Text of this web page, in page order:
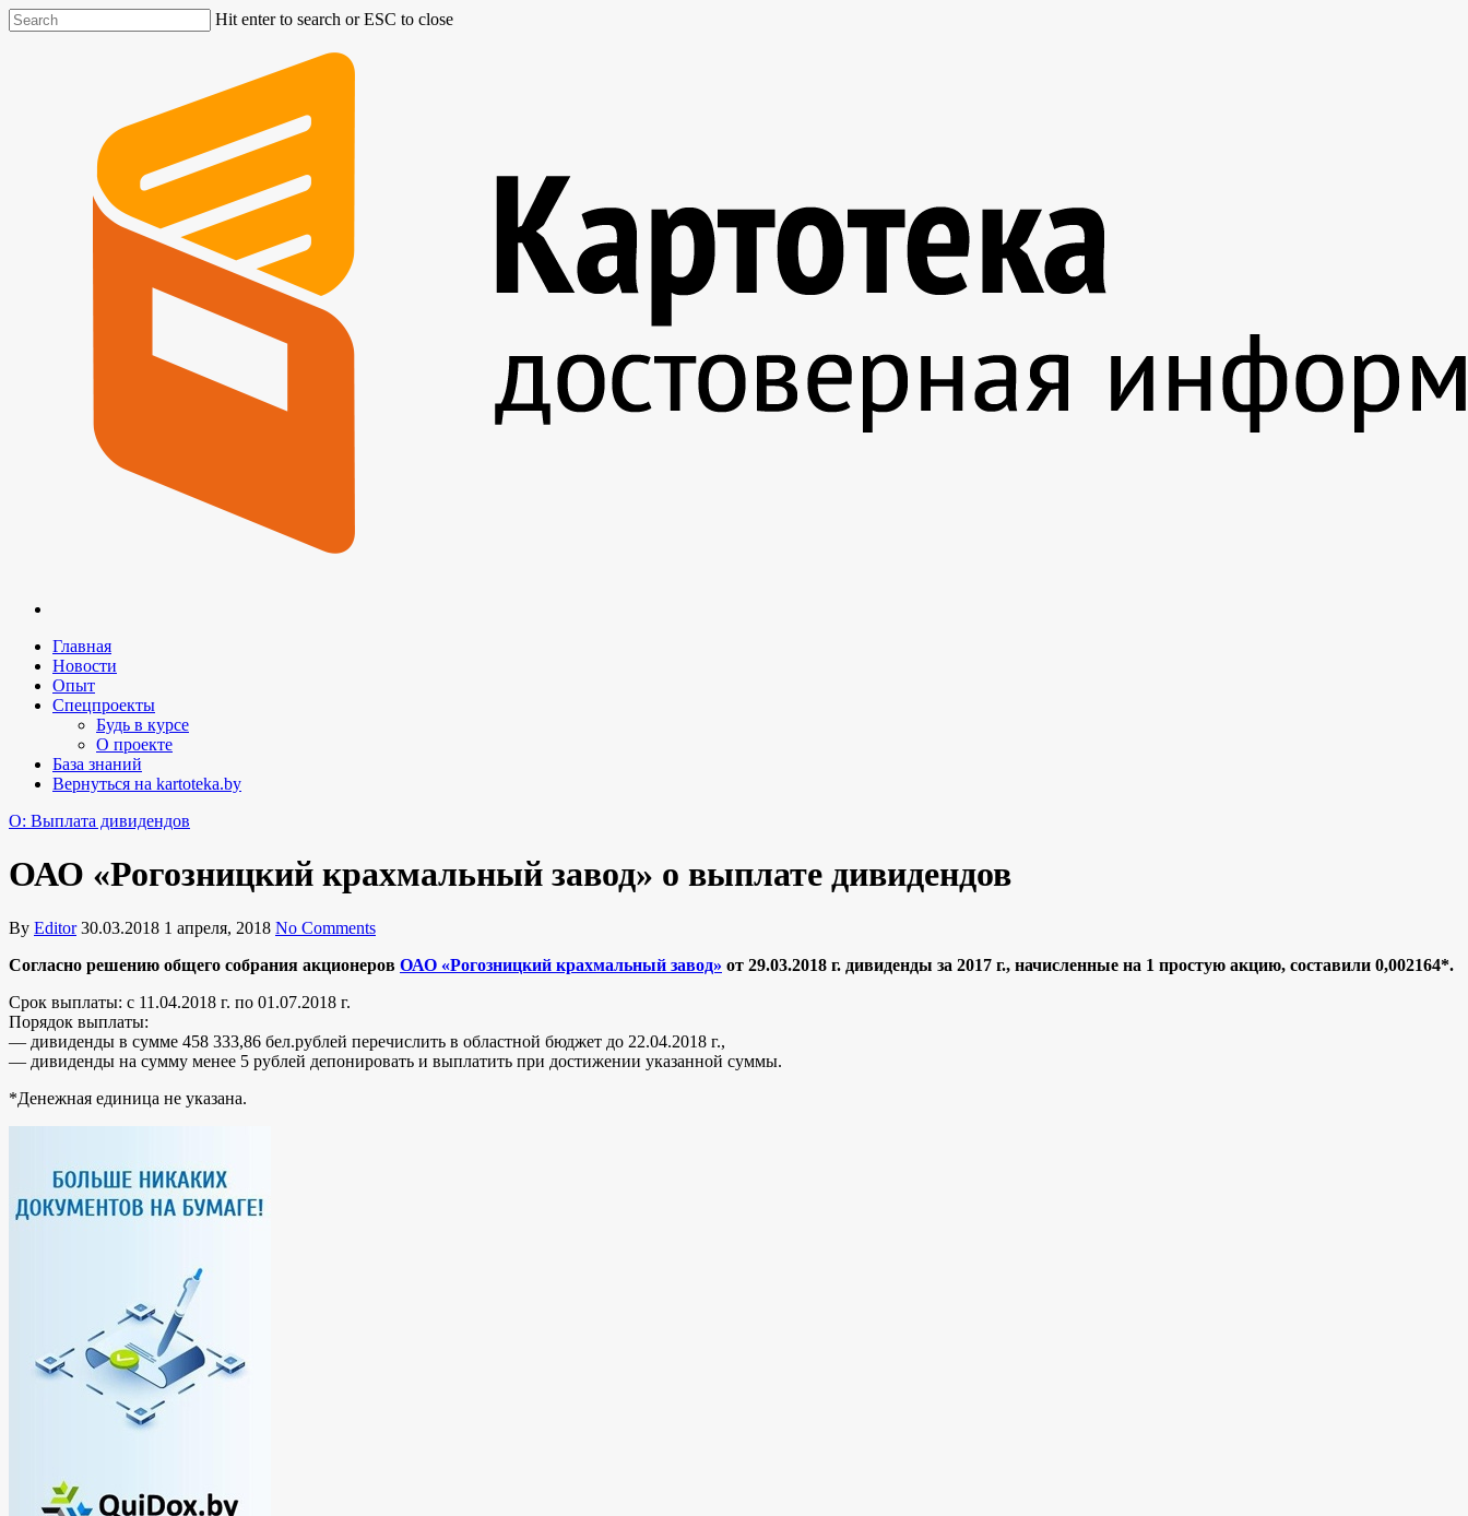
Hit enter to search or ESC to close
Главная
Новости
Опыт
Спецпроекты
Будь в курсе
О проекте
База знаний
Вернуться на kartoteka.by
O: Выплата дивидендов
ОАО «Рогозницкий крахмальный завод» о выплате дивидендов
By Editor 30.03.2018 1 апреля, 2018 No Comments
Согласно решению общего собрания акционеров ОАО «Рогозницкий крахмальный завод» от 29.03.2018 г. дивиденды за 2017 г., начисленные на 1 простую акцию, составили 0,002164*.
Срок выплаты: с 11.04.2018 г. по 01.07.2018 г.
Порядок выплаты:
— дивиденды в сумме 458 333,86 бел.рублей перечислить в областной бюджет до 22.04.2018 г.,
— дивиденды на сумму менее 5 рублей депонировать и выплатить при достижении указанной суммы.
*Денежная единица не указана.